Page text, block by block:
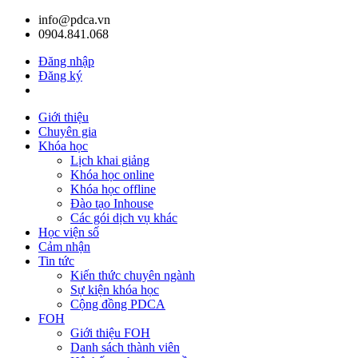
info@pdca.vn
0904.841.068
Đăng nhập
Đăng ký
Giới thiệu
Chuyên gia
Khóa học
Lịch khai giảng
Khóa học online
Khóa học offline
Đào tạo Inhouse
Các gói dịch vụ khác
Học viện số
Cảm nhận
Tin tức
Kiến thức chuyên ngành
Sự kiện khóa học
Cộng đồng PDCA
FOH
Giới thiệu FOH
Danh sách thành viên